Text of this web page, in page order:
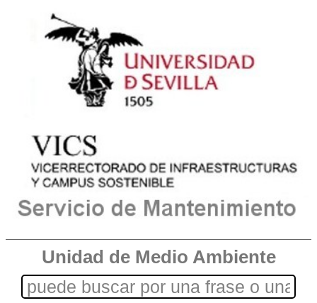
Unidad de Medio Ambiente